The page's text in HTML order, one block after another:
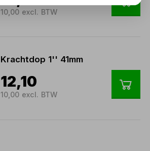
10,00 excl. BTW
Krachtdop 1'' 41mm
12,10
10,00 excl. BTW